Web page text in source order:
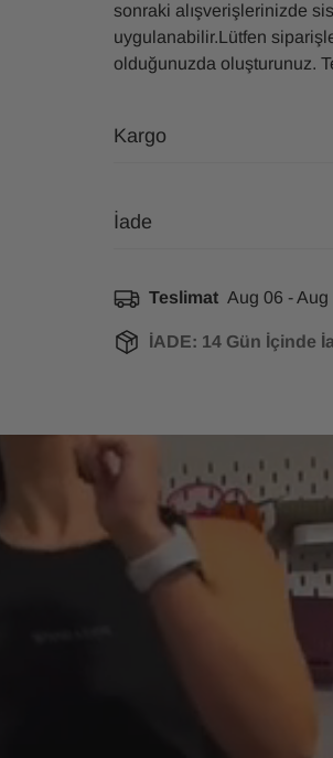
sonraki alışverişlerinizde
uygulanabilir.Lütfen
olduğunuzda oluşturunuz.
Kargo
İade
Teslimat Aug 06 - Aug
İADE: 14 Gün İçinde